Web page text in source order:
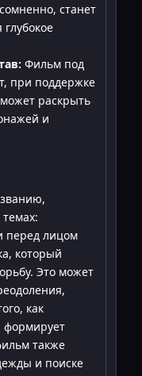
станет
Фильм под
при поддержке
раскрыть
и
перед лицом
который
Это может
как
также
и поиске